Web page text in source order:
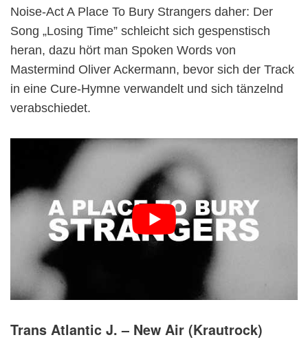
Noise-Act A Place To Bury Strangers daher: Der
Song „Losing Time” schleicht sich gespenstisch
heran, dazu hört man Spoken Words von
Mastermind Oliver Ackermann, bevor sich der Track
in eine Cure-Hymne verwandelt und sich tänzelnd
verabschiedet.
Trans Atlantic J. – New Air (Krautrock)